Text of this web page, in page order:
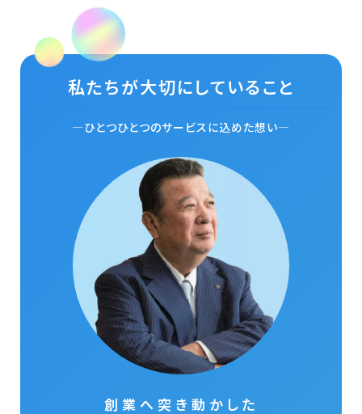
私たちが大切にしていること
—ひとつひとつのサービスに込めた想い—
創業へ突き動かした